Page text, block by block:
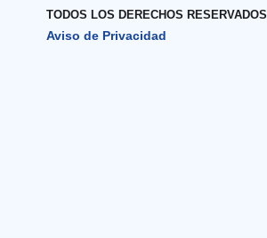
TODOS LOS DERECHOS RESERVADOS
Aviso de Privacidad